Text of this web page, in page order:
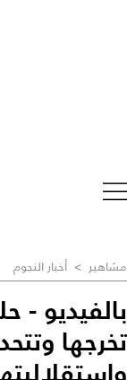
مشاهير > أخبار النجوم
بالفيديو -
تخرجها